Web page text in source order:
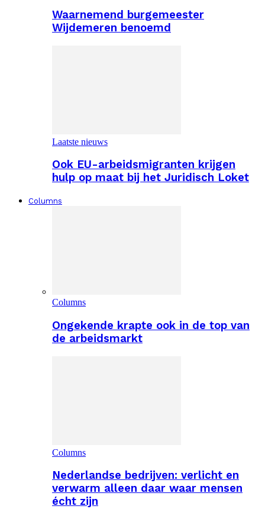
Waarnemend burgemeester
Wijdemeren benoemd
Laatste nieuws
Ook EU-arbeidsmigranten krijgen
hulp op maat bij het Juridisch Loket
Columns
Columns
Ongekende krapte ook in de top van
de arbeidsmarkt
Columns
Nederlandse bedrijven: verlicht en
verwarm alleen daar waar mensen
écht zijn